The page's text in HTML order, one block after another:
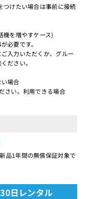
けたい場合は事前に接続
を増やすケース)
要です。
入力いただくか、グルー
ださい。
場合
い。利用できる場合
品1年間の無償保証対象で
日レンタル